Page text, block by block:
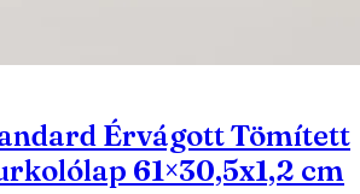
Érvágott Tömített
61×30,5x1,2 cm